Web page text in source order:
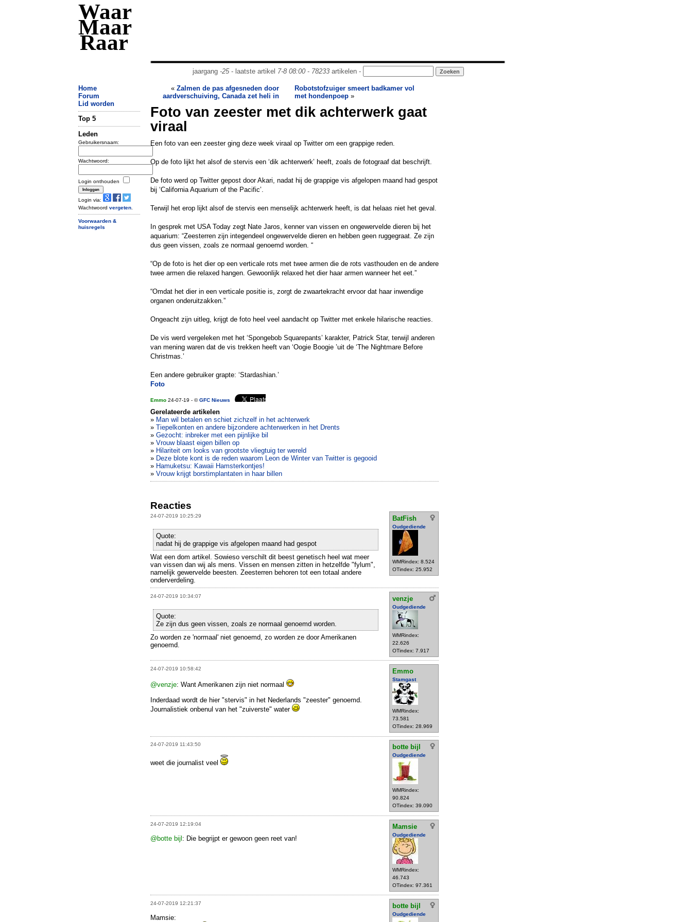
Waar
Maar
Raar
jaargang -25- laatste artikel 7-8 08:00- 78233artikelen -
Home
Forum
Lid worden
Top 5
Leden
Gebruikersnaam:
Wachtwoord:
Login onthouden
Login via:
Wachtwoord vergeten
Voorwaarden &
huisregels
« Zalmen de pas afgesneden door
aardverschuiving, Canada zet heli in
Robotstofzuiger smeert badkamer vol
met hondenpoep »
Foto van zeester met dik achterwerk gaat
viraal
Een foto van een zeester ging deze week viraal op Twitter om een grappige reden.
Op de foto lijkt het alsof de stervis een ‘dik achterwerk’ heeft, zoals de fotograaf dat beschrijft.
De foto werd op Twitter gepost door Akari, nadat hij de grappige vis afgelopen maand had gespot
bij ‘California Aquarium of the Pacific’.
Terwijl het erop lijkt alsof de stervis een menselijk achterwerk heeft, is dat helaas niet het geval.
In gesprek met USA Today zegt Nate Jaros, kenner van vissen en ongewervelde dieren bij het
aquarium: “Zeesterren zijn integendeel ongewervelde dieren en hebben geen ruggegraat. Ze zijn
dus geen vissen, zoals ze normaal genoemd worden. “
“Op de foto is het dier op een verticale rots met twee armen die de rots vasthouden en de andere
twee armen die relaxed hangen. Gewoonlijk relaxed het dier haar armen wanneer het eet.”
“Omdat het dier in een verticale positie is, zorgt de zwaartekracht ervoor dat haar inwendige
organen onderuitzakken.”
Ongeacht zijn uitleg, krijgt de foto heel veel aandacht op Twitter met enkele hilarische reacties.
De vis werd vergeleken met het ‘Spongebob Squarepants’ karakter, Patrick Star, terwijl anderen
van mening waren dat de vis trekken heeft van ‘Oogie Boogie ’uit de ‘The Nightmare Before
Christmas.’
Een andere gebruiker grapte: ‘Stardashian.’
Foto
Emmo 24-07-19 - ©GFC Nieuws
Gerelateerde artikelen
» Man wil betalen en schiet zichzelf in het achterwerk
» Tiepelkonten en andere bijzondere achterwerken in het Drents
» Gezocht: inbreker met een pijnlijke bil
» Vrouw blaast eigen billen op
» Hilariteit om looks van grootste vliegtuig ter wereld
» Deze blote kont is de reden waarom Leon de Winter van Twitter is gegooid
» Hamuketsu: Kawaii Hamsterkontjes!
» Vrouw krijgt borstimplantaten in haar billen
Reacties
24-07-2019 10:25:29 BatFish
Oudgediende
WMRindex: 8.524
OTindex: 25.952
Quote:
nadat hij de grappige vis afgelopen maand had gespot
Wat een dom artikel. Sowieso verschilt dit beest genetisch heel wat meer
van vissen dan wij als mens. Vissen en mensen zitten in hetzelfde "fylum",
namelijk gewervelde beesten. Zeesterren behoren tot een totaal andere
onderverdeling.
24-07-2019 10:34:07 venzje
Oudgediende
WMRindex:
22.626
OTindex: 7.917
Quote:
Ze zijn dus geen vissen, zoals ze normaal genoemd worden.
Zo worden ze 'normaal' niet genoemd, zo worden ze door Amerikanen
genoemd.
24-07-2019 10:58:42 Emmo
Stamgast
WMRindex:
73.581
OTindex: 28.969
@venzje: Want Amerikanen zijn niet normaal
Inderdaad wordt de hier "stervis" in het Nederlands "zeester" genoemd.
Journalistiek onbenul van het "zuiverste" water
24-07-2019 11:43:50 botte bijl
Oudgediende
WMRindex:
90.824
OTindex: 39.090
weet die journalist veel
24-07-2019 12:19:04 Mamsie
Oudgediende
WMRindex:
46.743
OTindex: 97.361
@botte bijl: Die begrijpt er gewoon geen reet van!
24-07-2019 12:21:37 botte bijl
Oudgediende
Mamsie: